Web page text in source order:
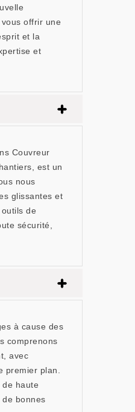
offrir une
et la
et
Couvreur
est un
nous
glissantes et
de
sécurité,
à cause des
comprenons
avec
plan.
haute
bonnes